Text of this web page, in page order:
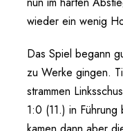
wieder ein wenig
Das Spiel begann
zu Werke gingen.
strammen
1:0 (11.) in